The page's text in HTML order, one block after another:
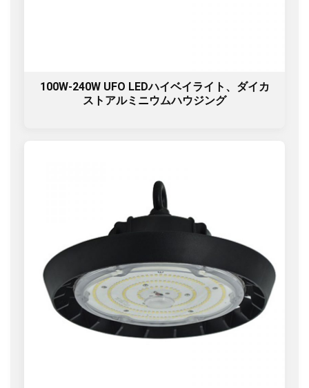
100W-240W UFO LEDハイベイライト、ダイカ
ストアルミニウムハウジング